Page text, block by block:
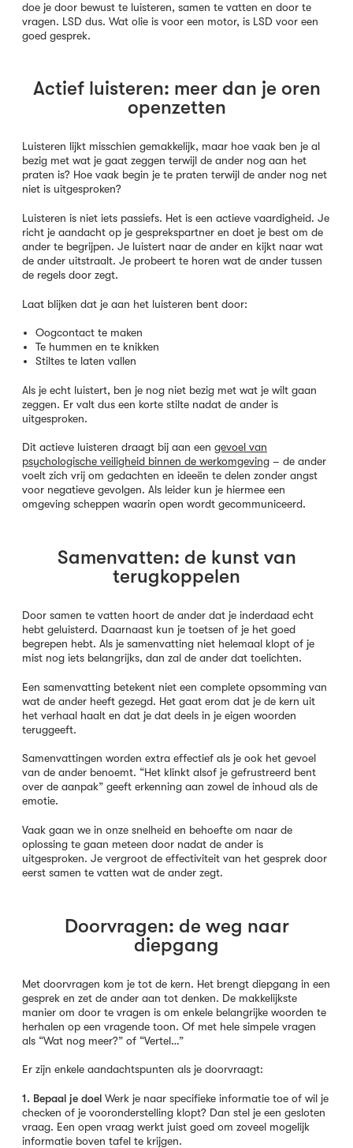
doe je door bewust te luisteren, samen te vatten en door te
vragen. LSD dus. Wat olie is voor een motor, is LSD voor een
goed gesprek.
Actief luisteren: meer dan je oren
openzetten
Luisteren lijkt misschien gemakkelijk, maar hoe vaak ben je al
bezig met wat je gaat zeggen terwijl de ander nog aan het
praten is? Hoe vaak begin je te praten terwijl de ander nog net
niet is uitgesproken?
Luisteren is niet iets passiefs. Het is een actieve vaardigheid. Je
richt je aandacht op je gesprekspartner en doet je best om de
ander te begrijpen. Je luistert naar de ander en kijkt naar wat
de ander uitstraalt. Je probeert te horen wat de ander tussen
de regels door zegt.
Laat blijken dat je aan het luisteren bent door:
Oogcontact te maken
Te hummen en te knikken
Stiltes te laten vallen
Als je echt luistert, ben je nog niet bezig met wat je wilt gaan
zeggen. Er valt dus een korte stilte nadat de ander is
uitgesproken.
Dit actieve luisteren draagt bij aan een gevoel van
psychologische veiligheid binnen de werkomgeving – de ander
voelt zich vrij om gedachten en ideeën te delen zonder angst
voor negatieve gevolgen. Als leider kun je hiermee een
omgeving scheppen waarin open wordt gecommuniceerd.
Samenvatten: de kunst van
terugkoppelen
Door samen te vatten hoort de ander dat je inderdaad echt
hebt geluisterd. Daarnaast kun je toetsen of je het goed
begrepen hebt. Als je samenvatting niet helemaal klopt of je
mist nog iets belangrijks, dan zal de ander dat toelichten.
Een samenvatting betekent niet een complete opsomming van
wat de ander heeft gezegd. Het gaat erom dat je de kern uit
het verhaal haalt en dat je dat deels in je eigen woorden
teruggeeft.
Samenvattingen worden extra effectief als je ook het gevoel
van de ander benoemt. “Het klinkt alsof je gefrustreerd bent
over de aanpak” geeft erkenning aan zowel de inhoud als de
emotie.
Vaak gaan we in onze snelheid en behoefte om naar de
oplossing te gaan meteen door nadat de ander is
uitgesproken. Je vergroot de effectiviteit van het gesprek door
eerst samen te vatten wat de ander zegt.
Doorvragen: de weg naar
diepgang
Met doorvragen kom je tot de kern. Het brengt diepgang in een
gesprek en zet de ander aan tot denken. De makkelijkste
manier om door te vragen is om enkele belangrijke woorden te
herhalen op een vragende toon. Of met hele simpele vragen
als “Wat nog meer?” of “Vertel…”
Er zijn enkele aandachtspunten als je doorvraagt:
1. Bepaal je doel Werk je naar specifieke informatie toe of wil je
checken of je vooronderstelling klopt? Dan stel je een gesloten
vraag. Een open vraag werkt juist goed om zoveel mogelijk
informatie boven tafel te krijgen.